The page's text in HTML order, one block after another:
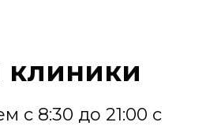
с 8:30 до 21:00 с